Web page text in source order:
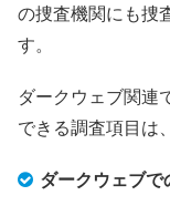
の捜査機関にも捜
す。
ダークウェブ関連
できる調査項目は
ダークウェブ